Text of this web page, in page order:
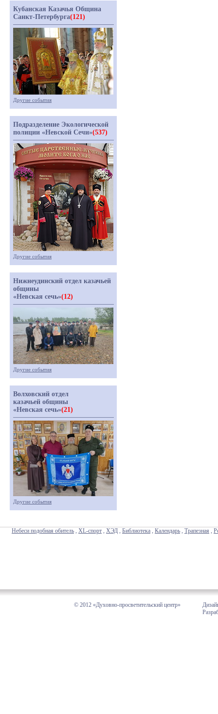
Кубанская Казачья Община
Санкт-Петербурга(121)
Другие события
Подразделение Экологической
полиции «Невской Сечи»(537)
Другие события
Нижнеудинский отдел казачьей
общины
«Невская сечь»(12)
Другие события
Волховский отдел
казачьей общины
«Невская сечь»(21)
Другие события
Небеси подобная обитель , XL-спорт , ХЭД , Библиотека , Календарь , Трапезная ,
© 2012 «Духовно-просветительский центр»